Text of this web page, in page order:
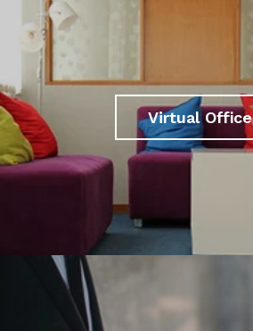
Virtual Office